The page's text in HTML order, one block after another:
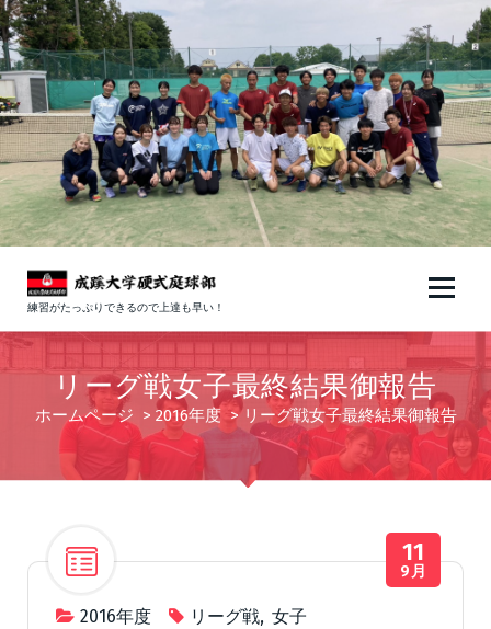
コ
ン
テ
ン
ツ
ス
キ
ッ
プ
練習がたっぷりできるので上達も早い！
リーグ戦女子最終結果御報告
ホームページ > 2016年度> リーグ戦女子最終結果御報告
2016年度 リーグ戦, 女子
11
9月